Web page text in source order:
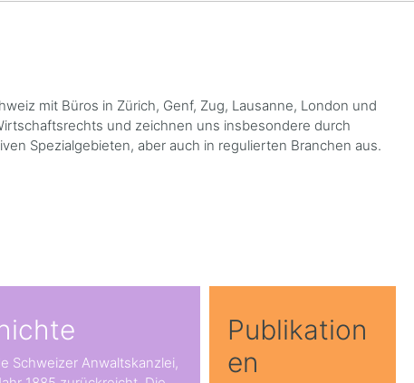
mit Büros in Zürich, Genf, Zug, Lausanne, London und
und zeichnen uns insbesondere durch
Spezialgebieten, aber auch in regulierten Branchen aus.
Schweizer Anwaltskanzlei,
Publikation
en